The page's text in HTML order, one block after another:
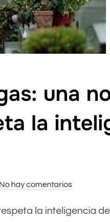
una
la
No hay comentarios
la inteligencia